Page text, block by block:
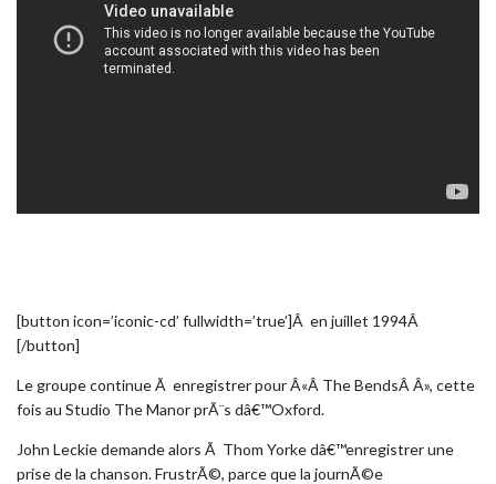
[button icon=’iconic-cd’ fullwidth=’true’]Â en juillet 1994Â
[/button]
Le groupe continue Ã enregistrer pour Â«Â The BendsÂ Â», cette
fois au Studio The Manor prÃ¨s dâ€™Oxford.
John Leckie demande alors Ã Thom Yorke dâ€™enregistrer une
prise de la chanson. FrustrÃ©, parce que la journÃ©e